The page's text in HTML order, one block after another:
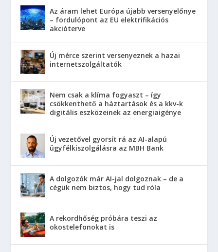
Az áram lehet Európa újabb versenyelőnye
– fordulópont az EU elektrifikációs
akcióterve
Új mérce szerint versenyeznek a hazai
internetszolgáltatók
Nem csak a klíma fogyaszt – így
csökkenthető a háztartások és a kkv-k
digitális eszközeinek az energiaigénye
Új vezetővel gyorsít rá az AI-alapú
ügyfélkiszolgálásra az MBH Bank
A dolgozók már AI-jal dolgoznak – de a
cégük nem biztos, hogy tud róla
A rekordhőség próbára teszi az
okostelefonokat is